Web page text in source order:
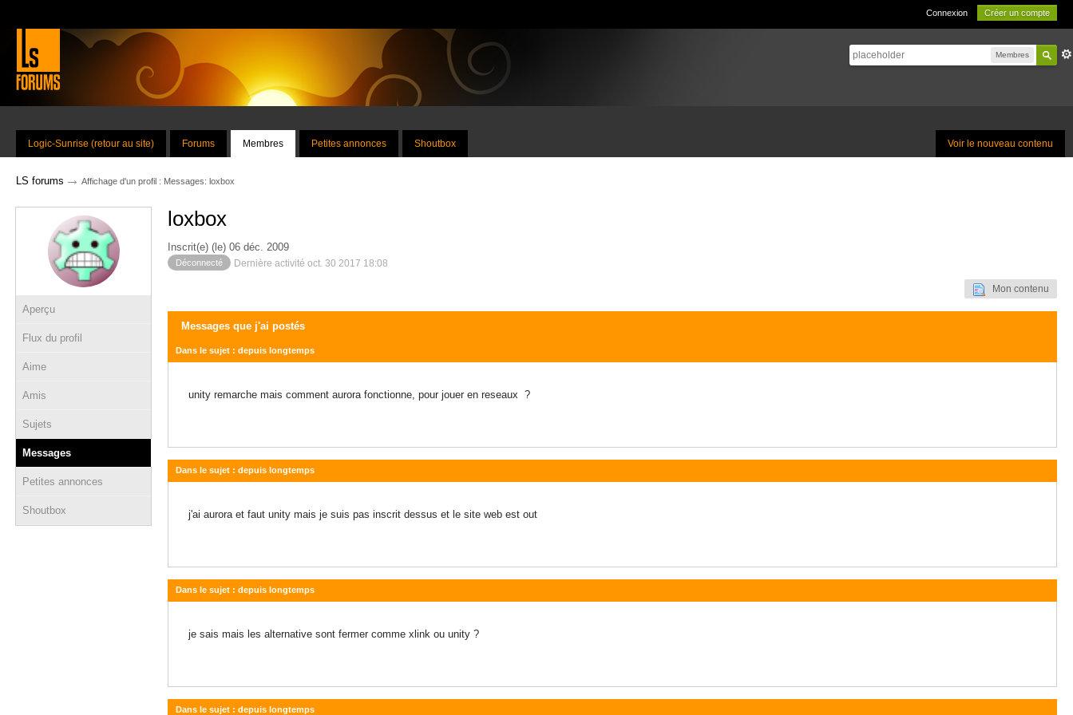
Connexion Créer un compte
Membres
Voir le nouveau contenu
Logic-Sunrise (retour au site) Forums Membres Petites annonces Shoutbox
LS forums → Affichage d'un profil : Messages: loxbox
Aperçu
Flux du profil
Aime
Amis
Sujets
Messages
Petites annonces
Shoutbox
loxbox
Inscrit(e) (le) 06 déc. 2009
Déconnecté Dernière activité oct. 30 2017 18:08
Mon contenu
Messages que j'ai postés
Dans le sujet : depuis longtemps
unity remarche mais comment aurora fonctionne, pour jouer en reseaux ?
Dans le sujet : depuis longtemps
j'ai aurora et faut unity mais je suis pas inscrit dessus et le site web est out
Dans le sujet : depuis longtemps
je sais mais les alternative sont fermer comme xlink ou unity ?
Dans le sujet : depuis longtemps